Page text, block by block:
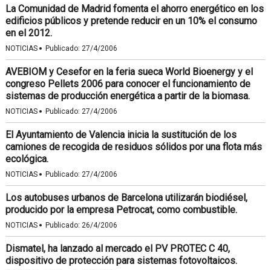
La Comunidad de Madrid fomenta el ahorro energético en los
edificios públicos y pretende reducir en un 10% el consumo
en el 2012.
NOTICIAS · Publicado: 27/4/2006
AVEBIOM y Cesefor en la feria sueca World Bioenergy y el
congreso Pellets 2006 para conocer el funcionamiento de
sistemas de producción energética a partir de la biomasa.
NOTICIAS · Publicado: 27/4/2006
El Ayuntamiento de Valencia inicia la sustitución de los
camiones de recogida de residuos sólidos por una flota más
ecológica.
NOTICIAS · Publicado: 27/4/2006
Los autobuses urbanos de Barcelona utilizarán biodiésel,
producido por la empresa Petrocat, como combustible.
NOTICIAS · Publicado: 26/4/2006
Dismatel, ha lanzado al mercado el PV PROTEC C 40,
dispositivo de protección para sistemas fotovoltaicos.